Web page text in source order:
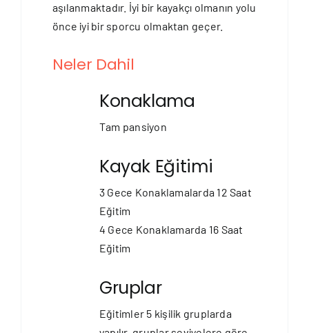
aşılanmaktadır. İyi bir kayakçı olmanın yolu
önce iyi bir sporcu olmaktan geçer.
Neler Dahil
Konaklama
Tam pansiyon
Kayak Eğitimi
3 Gece Konaklamalarda 12 Saat
Eğitim
4 Gece Konaklamarda 16 Saat
Eğitim
Gruplar
Eğitimler 5 kişilik gruplarda